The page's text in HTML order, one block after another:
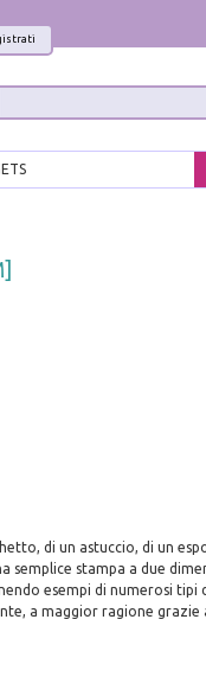
di un astuccio, di un
semplice stampa a due
esempi di numerosi tipi
a maggior ragione grazie